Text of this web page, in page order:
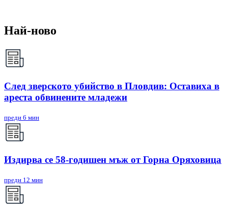
Най-ново
След зверското убийство в Пловдив: Оставиха в
ареста обвинените младежи
преди 6 мин
Издирва се 58-годишен мъж от Горна Оряховица
преди 12 мин